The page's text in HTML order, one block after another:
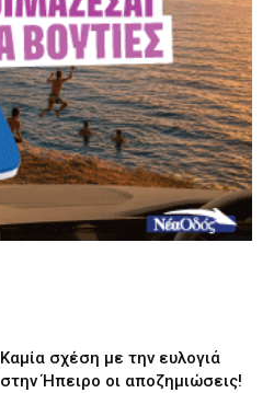
Καμία σχέση με την ευλογιά
στην Ήπειρο οι αποζημιώσεις!